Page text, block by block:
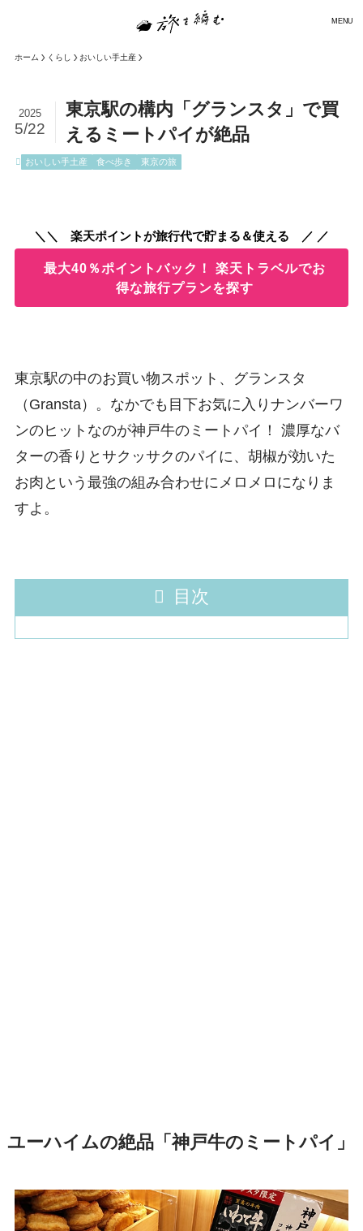
MENU
ホーム くらし おいしい手土産
東京駅の構内「グランスタ」で買
えるミートパイが絶品
2025
5/22
おいしい手土産 食べ歩き 東京の旅
＼＼ 楽天ポイントが旅行代で貯まる＆使える ／ ／
最大40％ポイントバック！ 楽天トラベルでお
得な旅行プランを探す
東京駅の中のお買い物スポット、グランスタ
（Gransta）。なかでも目下お気に入りナンバーワ
ンのヒットなのが神戸牛のミートパイ！ 濃厚なバ
ターの香りとサクッサクのパイに、胡椒が効いた
お肉という最強の組み合わせにメロメロになりま
すよ。
目次
ユーハイムの絶品「神戸牛のミートパイ」